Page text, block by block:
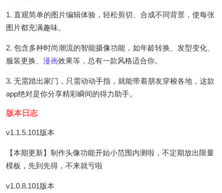
1. 直观简单的图片编辑体验，轻松剪切、合成不同背景，使每张
图片都充满趣味。
2. 包含多种时尚潮流的智能摄像功能，如年龄转换、发型变化、
服装更换、 漫画效果等，总有一款风格适合你。
3. 无需踏出家门，只需动动手指，就能带着朋友穿梭各地，这款
app绝对是你分享精彩瞬间的得力助手。
版本日志
v1.1.5.101版本
【本期更新】制作头像功能开始小范围内测啦，不定期放出限量
模板，先到先得，不来就亏啦
v1.0.8.101版本